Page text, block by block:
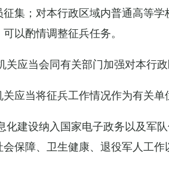
集；对本行政区域内普通高等
以酌情调整征兵任务。
应当会同有关部门加强对本行政
应当将征兵工作情况作为有关单
建设纳入国家电子政务以及军
保障、卫生健康、退役军人工